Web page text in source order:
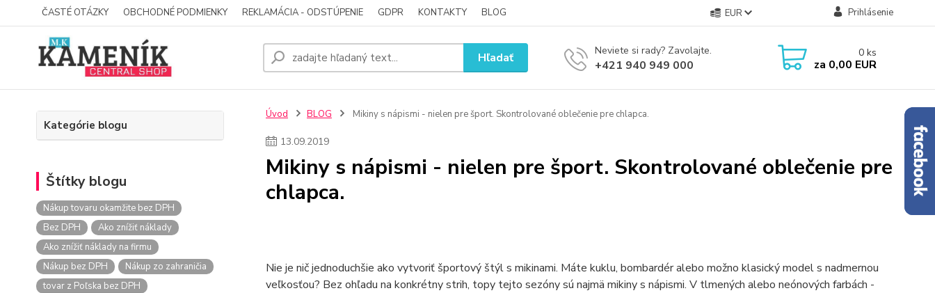
ČASTÉ OTÁZKY OBCHODNÉ PODMIENKY REKLAMÁCIA - ODSTÚPENIE GDPR KONTAKTY BLOG EUR Prihlásenie
Hľadať Neviete si rady? Zavolajte.
+421 940 949 000
0 ks
za 0,00 EUR
Kategórie blogu
Štítky blogu
Nákup tovaru okamžite bez DPH
Bez DPH
Ako znížiť náklady
Ako znížiť náklady na firmu
Nákup bez DPH
Nákup zo zahraničia
tovar z Poľska bez DPH
Úvod BLOG Mikiny s nápismi - nielen pre šport. Skontrolované oblečenie pre chlapca.
13.09.2019
Mikiny s nápismi - nielen pre šport. Skontrolované oblečenie pre
chlapca.
Nie je nič jednoduchšie ako vytvoriť športový štýl s mikinami. Máte kuklu, bombardér alebo možno klasický model s nadmernou
veľkosťou? Bez ohľadu na konkrétny strih, topy tejto sezóny sú najmä mikiny s nápismi. V tlmených alebo neónových farbách -